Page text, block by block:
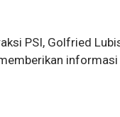
PSI, Golfried